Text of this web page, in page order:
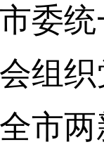
委
组
市